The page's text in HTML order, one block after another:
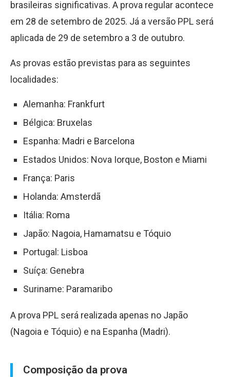
brasileiras significativas. A prova regular acontece
em 28 de setembro de 2025. Já a versão PPL será
aplicada de 29 de setembro a 3 de outubro.
As provas estão previstas para as seguintes
localidades:
Alemanha: Frankfurt
Bélgica: Bruxelas
Espanha: Madri e Barcelona
Estados Unidos: Nova Iorque, Boston e Miami
França: Paris
Holanda: Amsterdã
Itália: Roma
Japão: Nagoia, Hamamatsu e Tóquio
Portugal: Lisboa
Suíça: Genebra
Suriname: Paramaribo
A prova PPL será realizada apenas no Japão
(Nagoia e Tóquio) e na Espanha (Madri).
Composição da prova